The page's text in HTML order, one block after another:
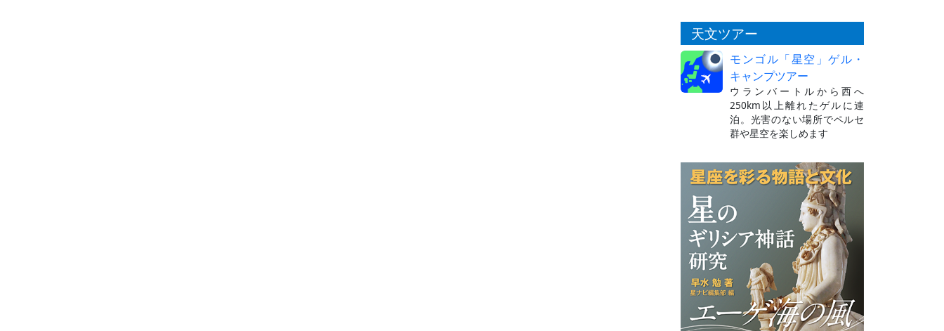
天文ツアー
モンゴル「星空」ゲル・
キャンプツアー
ウランバートルから西へ
250km以上離れたゲルに連
泊。光害のない場所でペルセ
群や星空を楽しめます